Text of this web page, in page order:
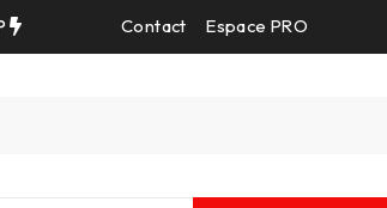
Contact Espace PRO